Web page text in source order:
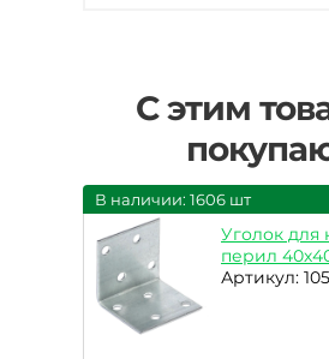
С этим
В наличии: 1606 шт
Уголок для
перил
Артикул: